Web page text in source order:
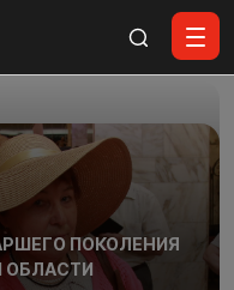
ПОКОЛЕНИЯ
ОБЛАСТИ